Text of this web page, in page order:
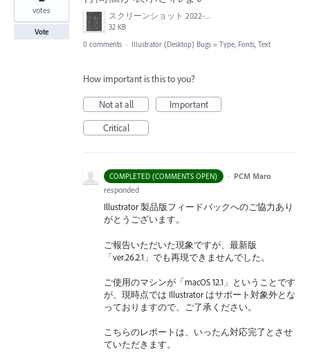
スクリーンショット 2022-01-12 14.42.51.png
32 KB
votes
Vote
0 comments · Illustrator (Desktop) Bugs » Type, Fonts, Text
How important is this to you?
Not at all
Important
Critical
COMPLETED (COMMENTS OPEN) · PCM Maro
responded
Illustrator 製品版フィードバックへのご協力あり
がとうございます。
ご報告いただいた現象ですが、最新版
「ver.26.2.1」でも再現できませんでした。
ご使用のマシンが「macOS 12.1」ということです
が、現時点では Illustrator はサポート対象外とな
っておりますので、ご了承ください。
こちらのレポートは、いったん対応完了とさせ
ていただきます。